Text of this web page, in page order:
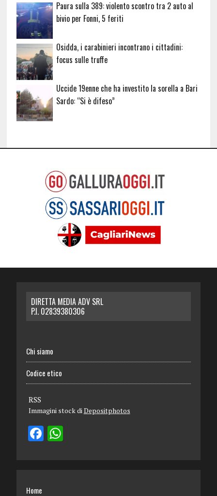
Paura sulla 389: violento scontro tra 2 auto al
bivio per Fonni, 5 feriti
Osidda, i carabinieri incontrano i cittadini:
focus sulle truffe
Uccide 19enne che ha investito la sorella a Bari
Sardo: “Si è difeso”
DIRETTA MEDIA ADV SRL
P.I. 02839380306
Chi siamo
Codice etico
RSS
Immagini stock di Depositphotos
Home